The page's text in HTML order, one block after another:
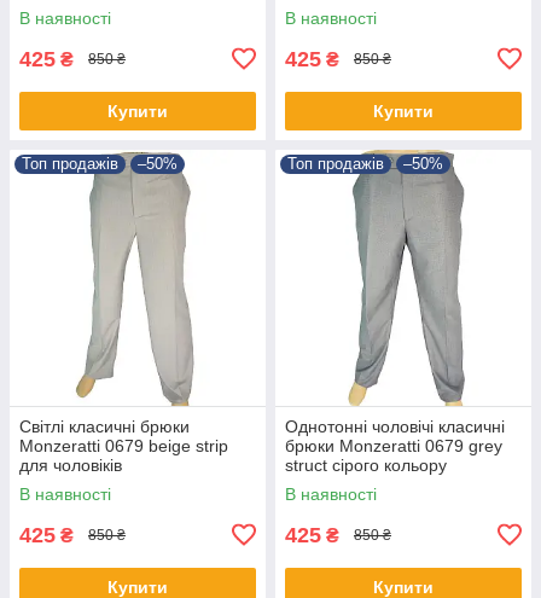
В наявності
425 ₴ 850 ₴
Купити
В наявності
425 ₴ 850 ₴
Купити
Топ продажів –50%
Світлі класичні брюки
Monzeratti 0679 beige strip
для чоловіків
В наявності
425 ₴ 850 ₴
Купити
Топ продажів –50%
Однотонні чоловічі класичні
брюки Monzeratti 0679 grey
struct сірого кольору
В наявності
425 ₴ 850 ₴
Купити